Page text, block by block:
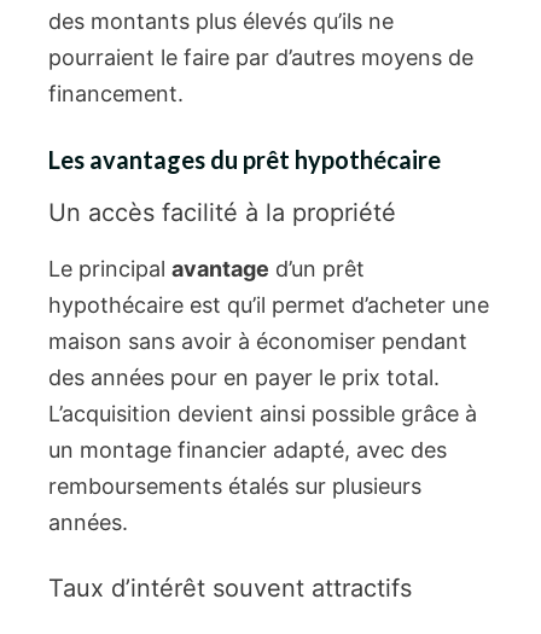
des montants plus élevés qu’ils ne
pourraient le faire par d’autres moyens de
financement.
Les avantages du prêt hypothécaire
Un accès facilité à la propriété
Le principal avantage d’un prêt
hypothécaire est qu’il permet d’acheter une
maison sans avoir à économiser pendant
des années pour en payer le prix total.
L’acquisition devient ainsi possible grâce à
un montage financier adapté, avec des
remboursements étalés sur plusieurs
années.
Taux d’intérêt souvent attractifs